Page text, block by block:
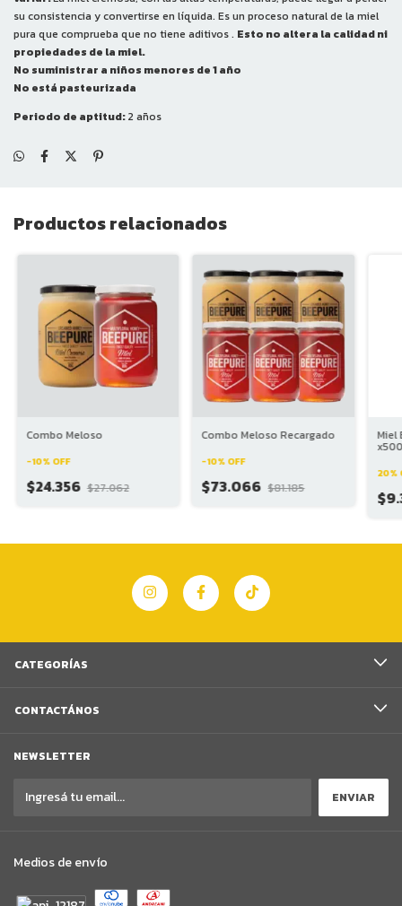
su consistencia y convertirse en líquida. Es un proceso natural de la miel
pura que comprueba que no tiene aditivos . Esto no altera la calidad ni
propiedades de la miel.
No suministrar a niños menores de 1 año
No está pasteurizada
Periodo de aptitud:2 años
Productos relacionados
Combo Meloso
-10% OFF
$24.356 $27.062
Combo Meloso Recargado
-10% OFF
$73.066 $81.185
Miel
20%
CATEGORÍAS
CONTACTÁNOS
NEWSLETTER
Medios de envío